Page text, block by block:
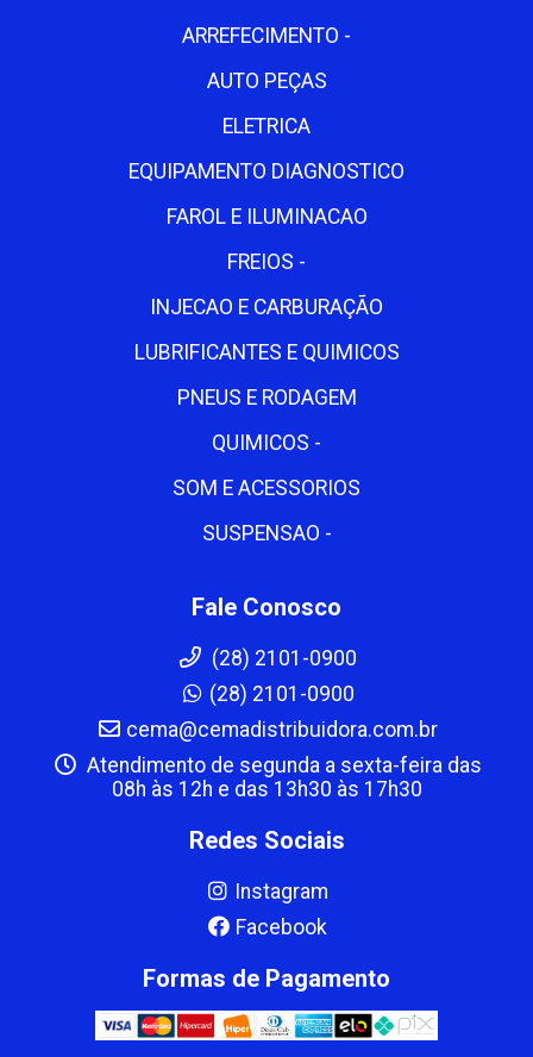
ARREFECIMENTO -
AUTO PEÇAS
ELETRICA
EQUIPAMENTO DIAGNOSTICO
FAROL E ILUMINACAO
FREIOS -
INJECAO E CARBURAÇÃO
LUBRIFICANTES E QUIMICOS
PNEUS E RODAGEM
QUIMICOS -
SOM E ACESSORIOS
SUSPENSAO -
Fale Conosco
(28) 2101-0900
(28) 2101-0900
cema@cemadistribuidora.com.br
Atendimento de segunda a sexta-feira das
08h às 12h e das 13h30 às 17h30
Redes Sociais
Instagram
Facebook
Formas de Pagamento